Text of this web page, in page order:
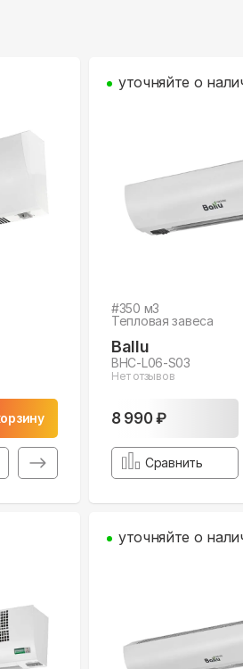
#350 м3
Тепловая завеса
Ballu
BHC-L06-S03
Нет отзывов
8 990 ₽
уточняйте о
Сравнить
уточняйте о